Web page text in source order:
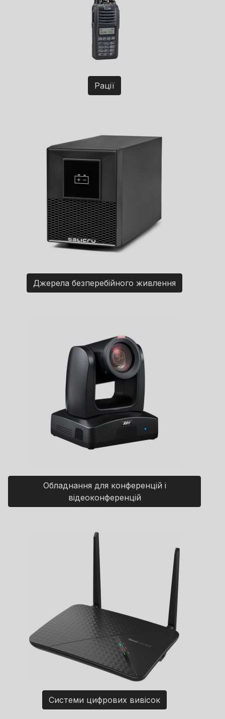
Рації
Джерела безперебійного живлення
Обладнання для конференцій і
відеоконференцій
Системи цифрових вивісок